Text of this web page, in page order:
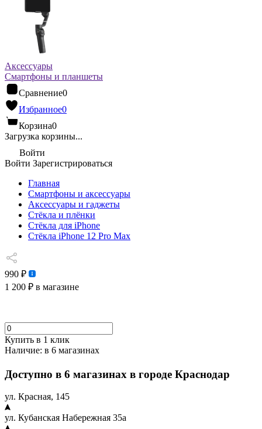
Аксессуары
Смартфоны и планшеты
Сравнение0
Избранное0
Корзина0
Загрузка корзины...
Войти
Войти Зарегистрироваться
Главная
Смартфоны и аксессуары
Аксессуары и гаджеты
Стёкла и плёнки
Стёкла для iPhone
Стёкла iPhone 12 Pro Max
990 ₽
1 200 ₽ в магазине
Купить в 1 клик
Наличие: в 6 магазинах
Доступно в 6 магазинах в городе Краснодар
ул. Красная, 145
ул. Кубанская Набережная 35а